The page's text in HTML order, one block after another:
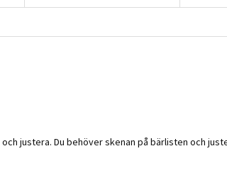
justera. Du behöver skenan på bärlisten och